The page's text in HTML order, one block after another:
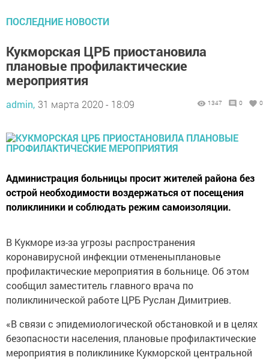
ПОСЛЕДНИЕ НОВОСТИ
Кукморская ЦРБ приостановила
плановые профилактические
мероприятия
admin, 31 марта 2020 - 18:09 1347 0 0
Администрация больницы просит жителей района без
острой необходимости воздержаться от посещения
поликлиники и соблюдать режим самоизоляции.
В Кукморе из-за угрозы распространения
коронавирусной инфекции отмененыплановые
профилактические мероприятия в больнице. Об этом
сообщил заместитель главного врача по
поликлинической работе ЦРБ Руслан Димитриев.
«В связи с эпидемиологической обстановкой и в целях
безопасности населения, плановые профилактические
мероприятия в поликлинике Кукморской центральной